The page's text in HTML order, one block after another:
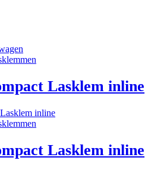
Lasklem inline
Lasklem inline